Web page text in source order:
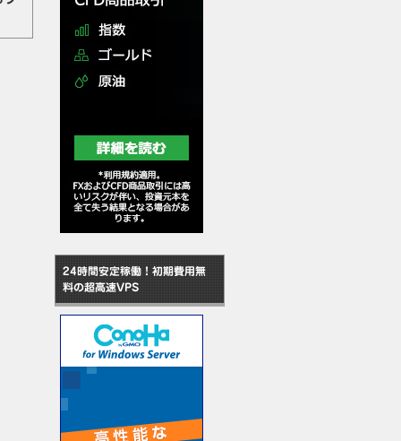
24時間安定稼働！初期費用無
料の超高速VPS